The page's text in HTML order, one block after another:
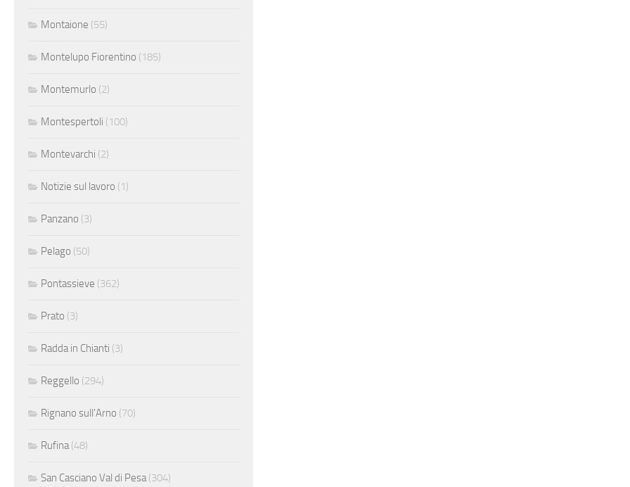
Montaione (55)
Montelupo Fiorentino (185)
Montemurlo (2)
Montespertoli (100)
Montevarchi (2)
Notizie sul lavoro (1)
Panzano (3)
Pelago (50)
Pontassieve (362)
Prato (3)
Radda in Chianti (3)
Reggello (294)
Rignano sull'Arno (70)
Rufina(48)
San Casciano Val di Pesa(304)